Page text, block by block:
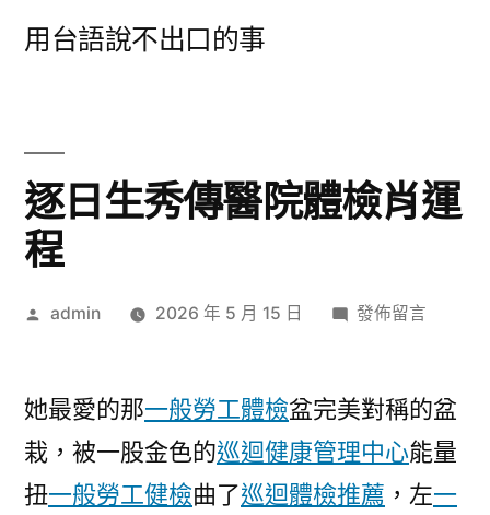
用台語說不出口的事
逐日生秀傳醫院體檢肖運
程
作
admin 2026 年 5 月 15 日
在
生
秀
傳
醫
發佈留言
她最愛的那一般勞工體檢盆完美對稱的盆
栽，被一股金色的巡迴健康管理中心能量
扭一般勞工健檢曲了巡迴體檢推薦 ，左一